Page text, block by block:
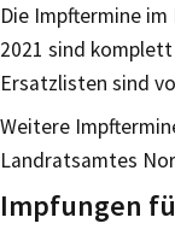
Die Impftermine
2021 sind
Ersatzlisten sind
Weitere
Landratsamtes
Impfungen